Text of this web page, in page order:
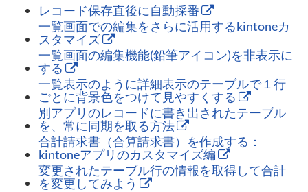
レコード保存直後に自動採番
一覧画面での編集をさらに活用するkintoneカ
スタマイズ
一覧画面の編集機能(鉛筆アイコン)を非表示に
する
一覧表示のように詳細表示のテーブルで１行
ごとに背景色をつけて見やすくする
別アプリのレコードに書き出されたテーブル
を、常に同期を取る方法
合計請求書（合算請求書）を作成する：
kintoneアプリのカスタマイズ編
変更されたテーブル行の情報を取得して合計
を変更してみよう